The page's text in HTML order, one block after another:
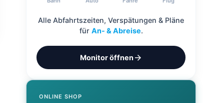
Alle Abfahrtszeiten, Verspätungen & Pläne
für An- & Abreise.
Monitor öffnen arrow_forward
ONLINE SHOP